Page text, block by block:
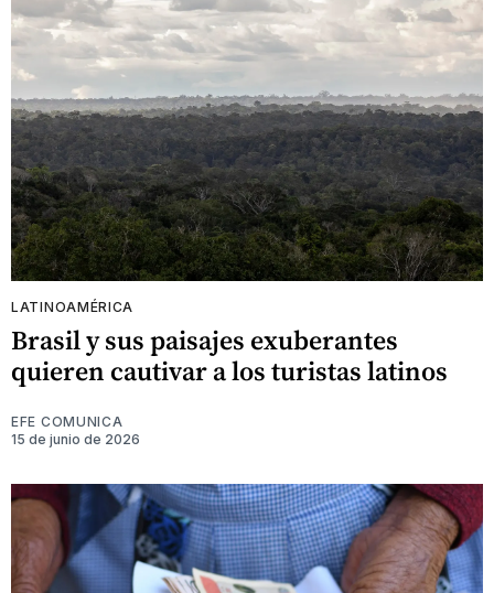
LATINOAMÉRICA
Brasil y sus paisajes exuberantes
quieren cautivar a los turistas latinos
EFE COMUNICA
15 de junio de 2026